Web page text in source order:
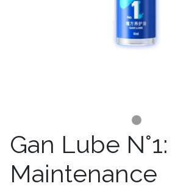
Gan Lube N°1:
Maintenance